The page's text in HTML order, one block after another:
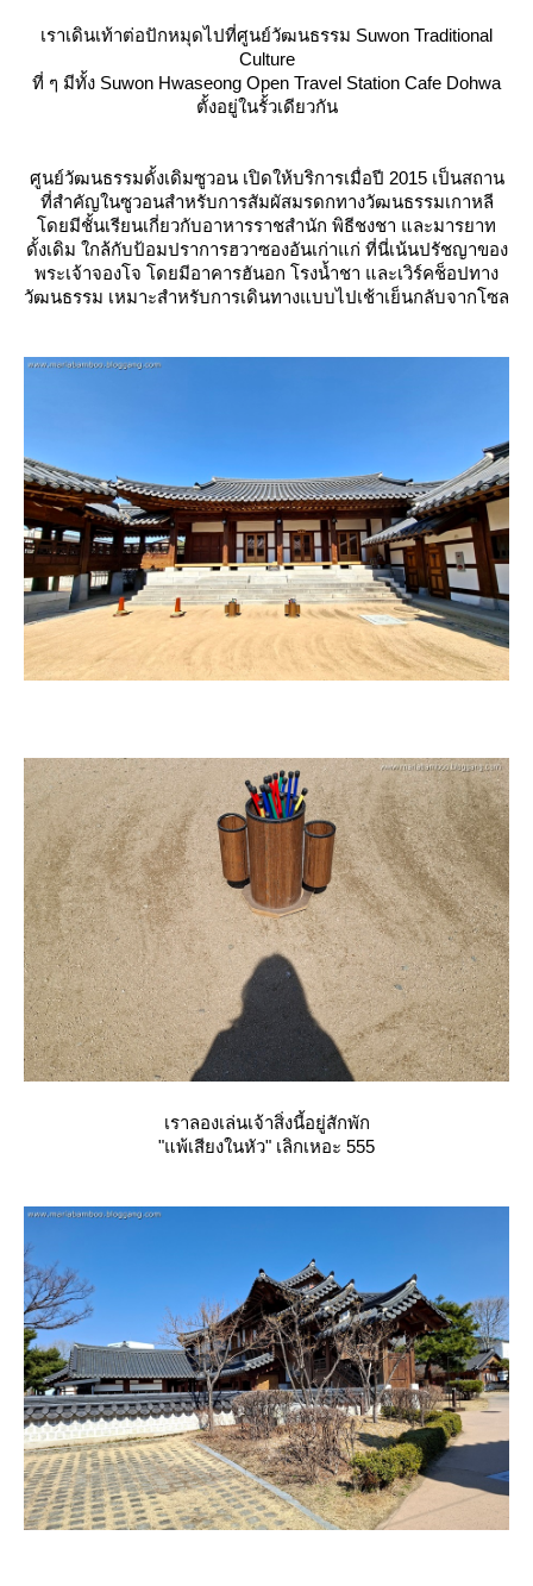
เราเดินเท้าต่อปักหมุดไปที่ศูนย์วัฒนธรรม Suwon Traditional
Culture
ที่ ๆ มีทั้ง Suwon Hwaseong Open Travel Station Cafe Dohwa
ตั้งอยู่ในรั้วเดียวกัน
ศูนย์วัฒนธรรมดั้งเดิมซูวอน เปิดให้บริการเมื่อปี 2015 เป็นสถาน
ที่สำคัญในซูวอนสำหรับการสัมผัสมรดกทางวัฒนธรรมเกาหลี
ดยมีชั้นเรียนเกี่ยวกับอาหารราชสำนัก พิธีชงชา และมารยาท
ดั้งเดิม ใกล้กับป้อมปราการฮวาซองอันเก่าแก่ ที่นี่เน้นปรัชญาของ
พระเจ้าจองโจ โดยมีอาคารฮันอก โรงน้ำชา และเวิร์คช็อปทาง
วัฒนธรรม เหมาะสำหรับการเดินทางแบบไปเช้าเย็นกลับจากโซล
เราลองเล่นเจ้าสิ่งนี้อยู่สักพัก
"แพ้เสียงในหัว" เลิกเหอะ 555